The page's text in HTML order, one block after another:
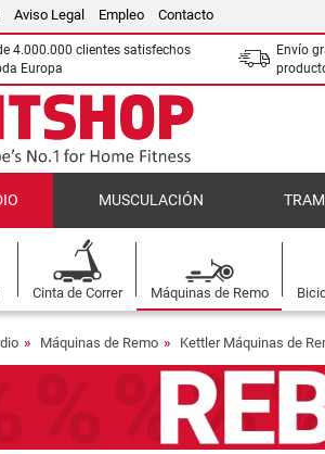
Aviso Legal Empleo Contacto
4.000.000 clientes satisfechos
Europa
Envío
MUSCULACIÓN
Cinta de Correr Máquinas de Remo
Máquinas de Remo Kettler Máquinas de